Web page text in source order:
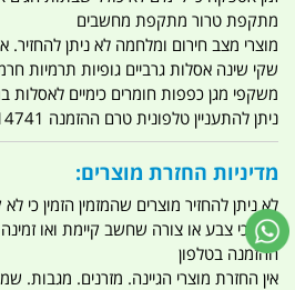
מתקפת טרור מתקפת מחשבים
מוצרי מצב חירום ומלחמה לא ניתן להחזיר.
שקי שינה אסלות גרביים גופיות תרמיות
משקפי מגן כפפות חומרים כימיים לאסלות
ניתן להתעניין טלפונית טרם ההזמנה 0523214741
מדיניות החזרת מוצרים:
לא ניתן להחזיר מוצרים שהמזמין הזמין כי
וידא כי צבע או צורה שחשב קיימת ואו
ההזמנה בטלפון
אין החזרת מוצרי הגיינה. מזרנים. מגבות.